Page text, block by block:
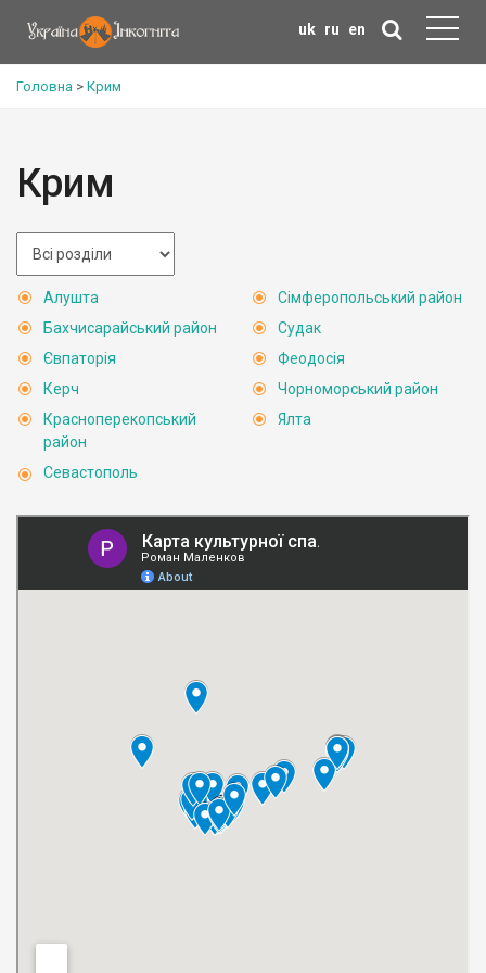
uk ru en
Головна > Крим
Крим
Алушта
Бахчисарайський район
Євпаторія
Керч
Красноперекопський
район
Севастополь
Сімферопольський район
Судак
Феодосія
Чорноморський район
Ялта